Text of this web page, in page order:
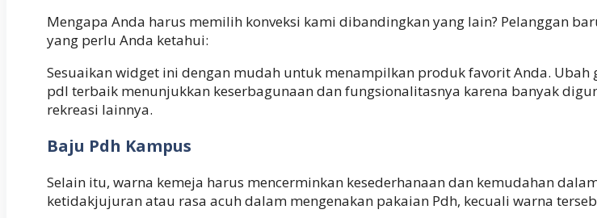
Mengapa Anda harus memilih konveksi kami dibandingkan yang lain? Pelanggan
yang perlu Anda ketahui:
Sesuaikan widget ini dengan mudah untuk menampilkan produk favorit Anda. Ubah
pdl terbaik menunjukkan keserbagunaan dan fungsionalitasnya karena banyak
rekreasi lainnya.
Baju Pdh Kampus
Selain itu, warna kemeja harus mencerminkan kesederhanaan dan kemudahan
ketidakjujuran atau rasa acuh dalam mengenakan pakaian Pdh, kecuali warna